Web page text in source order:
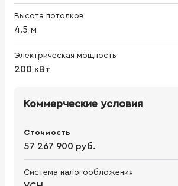
Высота потолков
4.5 м
Электрическая мощность
200 кВт
Коммерческие условия
Стоимость
57 267 900 руб.
Система налогообложения